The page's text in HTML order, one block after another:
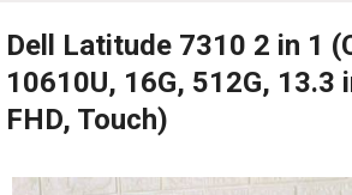
Dell Latitude 7310 2 in 1
10610U, 16G, 512G, 13.3
FHD, Touch)